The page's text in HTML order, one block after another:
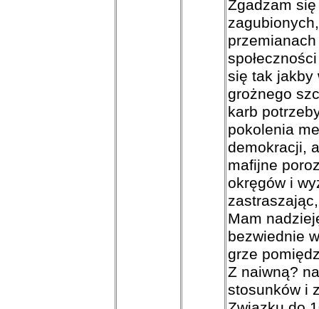
Zgadzam
się tak jakby
grożnego
karb
pokolenia
demokracji,
mafijne
okręgów i
Mam
bezwiednie
grze
Z naiwną?
stosunków i